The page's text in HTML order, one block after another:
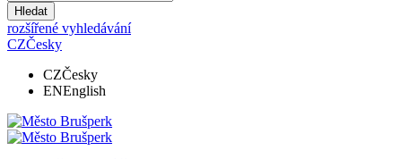
Hledat
rozšířené vyhledávání
CZČesky
CZČesky
ENEnglish